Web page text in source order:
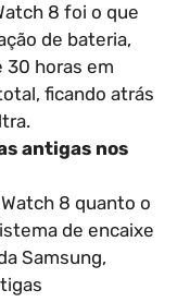
8 foi o que
de bateria,
30 horas em
ficando atrás
antigas nos
8 quanto o
de encaixe
Samsung,